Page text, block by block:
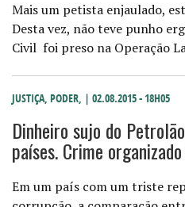
Mais um petista enjaulado,
Desta vez, não teve punho
Civil foi preso na Operação
JUSTIÇA, PODER, | 02.08.2015 - 18H05
Dinheiro sujo do
países. Crime
Em um país com um triste